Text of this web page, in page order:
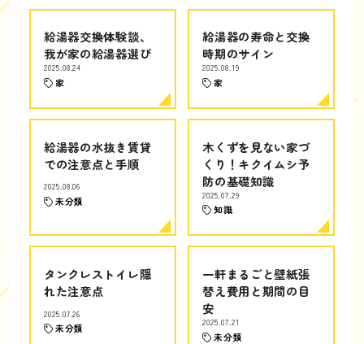
給湯器交換体験談、
我が家の給湯器選び
2025.08.24
家
給湯器の寿命と交換
時期のサイン
2025.08.19
家
給湯器の水抜き賃貸
での注意点と手順
2025.08.06
未分類
木くずを見ない家づ
くり！キクイムシ予
防の基礎知識
2025.07.29
知識
タンクレストイレ隠
れた注意点
2025.07.26
未分類
一軒まるごと壁紙張
替え費用と期間の目
安
2025.07.21
未分類